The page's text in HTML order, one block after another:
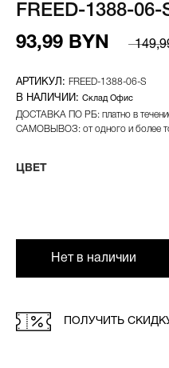
FREED-1388-
93,99 BYN
FREED-1388-06-S
Склад Офис
ДОСТАВКА ПО РБ: платно в
САМОВЫВОЗ: от одного и более
ЦВЕТ
Нет в наличии
ПОЛУЧИТЬ